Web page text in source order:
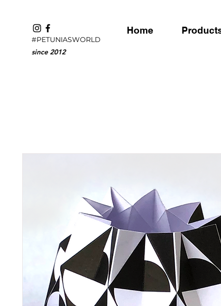
#PETUNIASWORLD
since 2012
Home